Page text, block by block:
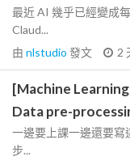
最近 AI 幾乎已經變成
Claud...
由 nlstudio 發文 2
[Machine
Data pre-
一邊要上課一邊還要寫
步...